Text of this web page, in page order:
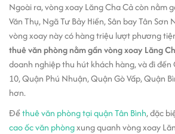
Ngoài ra, vòng xoay Lăng Cha Cả còn nằm
Văn Thụ, Ngã Tư Bảy Hiền, Sân bay Tân
vòng xoay này có hàng triệu lượt phương
thuê văn phòng nằm gần vòng xoay Lăng
doanh nghiệp thu hút khách hàng, và đi đến
10, Quận Phú Nhuận, Quận Gò Vấp, Quận
hơn.
Đểthuê văn phòng tại quận Tân Bình, đặc
cao ốc văn phòngxung quanh vòng xoay